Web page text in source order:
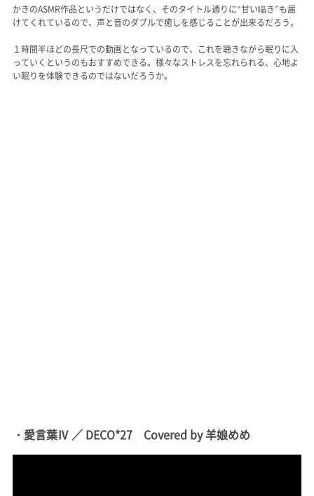
かきのASMR作品というだけではなく、そのタイトル通りに“甘い囁き”も届
けてくれているので、声と音のダブルで癒しを感じることが出来るだろう。
１時間半ほどの長尺での動画となっているので、これを聴きながら眠りに入
っていくというのもおすすめできる。様々なストレスを忘れられる、心地よ
い眠りを体験できるのではないだろうか。
・愛言葉Ⅳ ／ DECO*27 Covered by 羊娘めめ